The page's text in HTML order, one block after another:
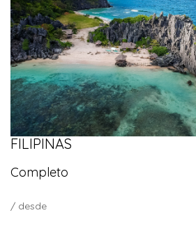
FILIPINAS
Completo
/ desde